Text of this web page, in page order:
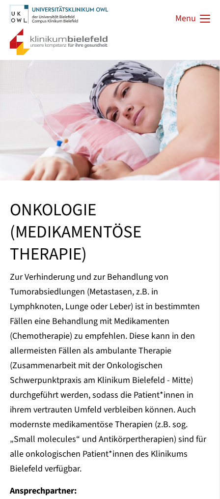
Menu
ONKOLOGIE
(MEDIKAMENTÖSE
THERAPIE)
Zur Verhinderung und zur Behandlung von
Tumorabsiedlungen (Metastasen, z.B. in
Lymphknoten, Lunge oder Leber) ist in bestimmten
Fällen eine Behandlung mit Medikamenten
(Chemotherapie) zu empfehlen. Diese kann in den
allermeisten Fällen als ambulante Therapie
(Zusammenarbeit mit der Onkologischen
Schwerpunktpraxis am Klinikum Bielefeld - Mitte)
durchgeführt werden, sodass die Patient*innen in
ihrem vertrauten Umfeld verbleiben können. Auch
modernste medikamentöse Therapien (z.B. sog.
„Small molecules“ und Antikörpertherapien) sind für
alle onkologischen Patient*innen des Klinikums
Bielefeld verfügbar.
Ansprechpartner: